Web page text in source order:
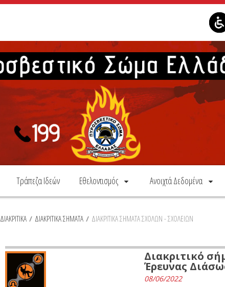
Τράπεζα Ιδεών Εθελοντισμός Ανοιχτά Δεδομένα
ΔΙΑΚΡΙΤΙΚΑ / ΔΙΑΚΡΙΤΙΚΑ ΣΗΜΑΤΑ / ΔΙΑΚΡΙΤΙΚΑ ΣΗΜΑΤΑ ΣΧΟΛΩΝ - ΣΧΟΛΕΙΩΝ
Διακριτικό
Έρευνας
08/06/2022